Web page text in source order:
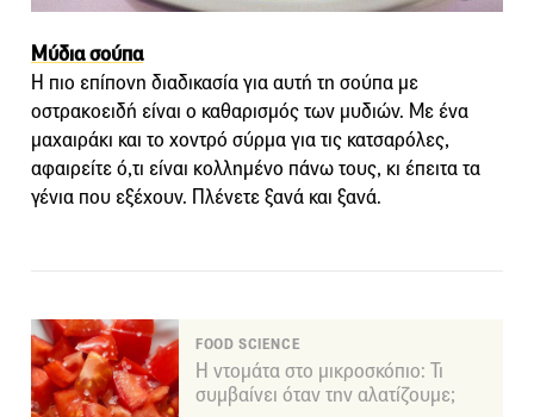
Μύδια σούπα
Η πιο επίπονη διαδικασία για αυτή τη σούπα με
οστρακοειδή είναι ο καθαρισμός των μυδιών. Με ένα
μαχαιράκι και το χοντρό σύρμα για τις κατσαρόλες,
αφαιρείτε ό,τι είναι κολλημένο πάνω τους, κι έπειτα τα
γένια που εξέχουν. Πλένετε ξανά και ξανά.
FOOD SCIENCE
Η ντομάτα στο μικροσκόπιο: Τι
συμβαίνει όταν την αλατίζουμε;